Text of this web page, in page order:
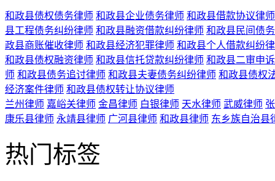
和政县债权债务律师 和政县企业债务律师 和政县借款协议律师
县工程债务纠纷律师 和政县融资借款纠纷律师 和政县民间债
政县商账催收律师 和政县经济犯罪律师 和政县个人借款纠纷
和政县债权融资律师 和政县信托贷款纠纷律师 和政县二审申
师 和政县债务追讨律师 和政县夫妻债务纠纷律师 和政县债权
经济案件律师 和政县债权转让协议律师
兰州律师 嘉峪关律师 金昌律师 白银律师 天水律师 武威律师
康乐县律师 永靖县律师 广河县律师 和政县律师 东乡族自治县
热门标签